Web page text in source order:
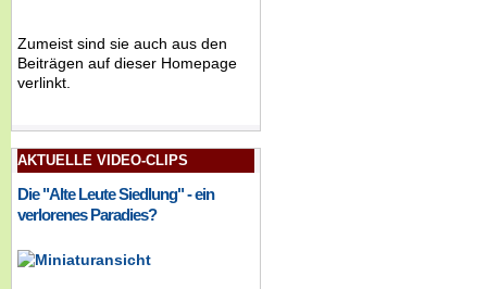
Zumeist sind sie auch aus den
Beiträgen auf dieser Homepage
verlinkt.
AKTUELLE VIDEO-CLIPS
Die "Alte Leute Siedlung" - ein
verlorenes Paradies?